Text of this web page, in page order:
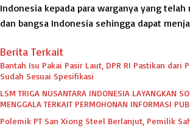
Indonesia kepada para warganya yang
dan bangsa Indonesia sehingga dapat
Berita Terkait
Bantah Isu Pakai Pasir Laut, DPR RI Pastikan
Sudah Sesuai Spesifikasi
LSM TRIGA NUSANTARA INDONESIA LAYANGKAN
MENGGALA TERKAIT PERMOHONAN INFORMASI
Polemik PT San Xiong Steel Berlanjut, Pemilik